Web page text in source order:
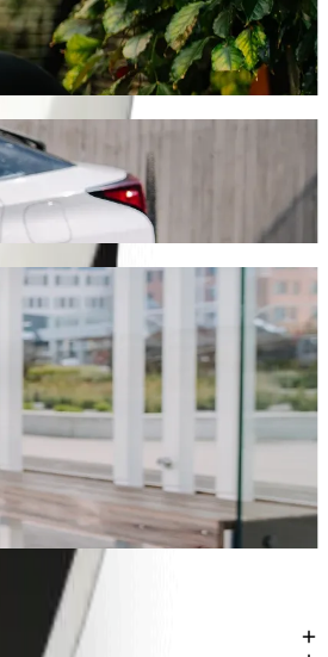
ZAR. Seja qual for a ocasião,